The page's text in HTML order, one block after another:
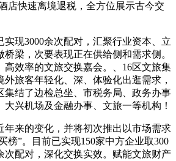
店快速离境退税，全方位展示古今交
现3000余次配对，汇聚行业资本、立
梁，次要表现正在供给侧和需求侧。
高效率的文旅交换嘉会。、16区文旅集
外旅客年轻化、深、体验化出逛需求，
集结了边检总坐、市税务局、政务办事
兴机场及金融办事、文旅一等机构！
来的变化，并将初次推出以市场需求
榜”。目前已实现150家中方企业取300
次配对，深化交换实效。赋能文旅财产